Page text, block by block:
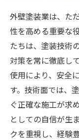
外壁塗装業は、た
性を高める重要な
たちは、塗装技術
対策を常に徹底し
使用により、安全
す。技術面では、
ぐ正確な施工が求
としての自信が生
クを重視し、経験